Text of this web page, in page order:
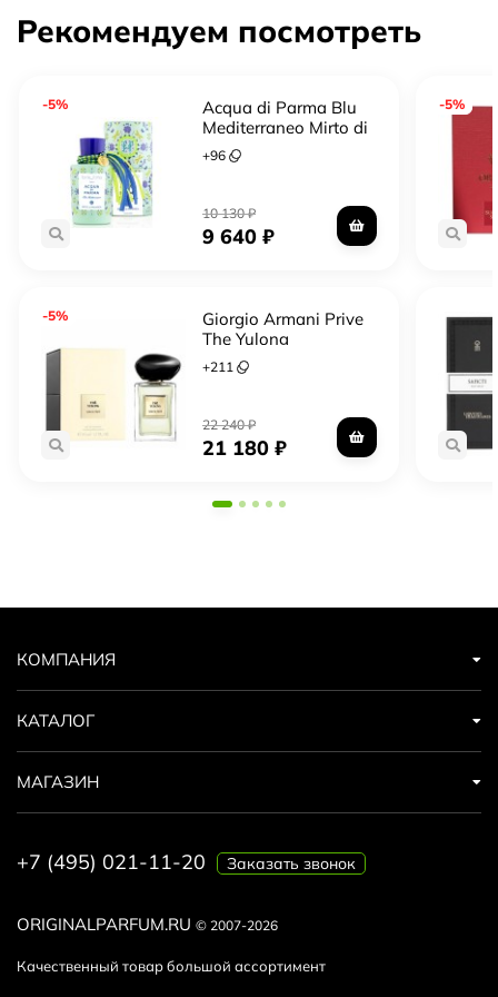
Рекомендуем посмотреть
-5%
Acqua di Parma Blu
Mediterraneo Mirto di
Panarea forte forte
+96
10 130₽
9 640₽
-5%
Giorgio Armani Prive
The Yulong
+211
22 240₽
21 180₽
-5%
ORIGINALPARFUM.RU © 2007-2026
Качественный товар большой ассортимент
КОМПАНИЯ
КАТАЛОГ
МАГАЗИН
+7 (495) 021-11-20 Заказать звонок